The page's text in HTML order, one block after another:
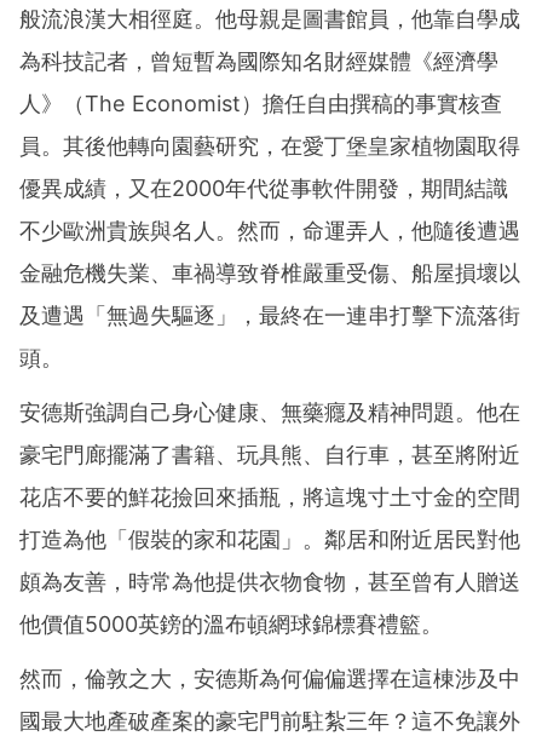
般流浪漢大相徑庭。他母親是圖書館員，他靠自學成
為科技記者，曾短暫為國際知名財經媒體《經濟學
人》（The Economist）擔任自由撰稿的事實核查
員。其後他轉向園藝研究，在愛丁堡皇家植物園取得
優異成績，又在2000年代從事軟件開發，期間結識
不少歐洲貴族與名人。然而，命運弄人，他隨後遭遇
金融危機失業、車禍導致脊椎嚴重受傷、船屋損壞以
及遭遇「無過失驅逐」，最終在一連串打擊下流落街
頭。
安德斯強調自己身心健康、無藥癮及精神問題。他在
豪宅門廊擺滿了書籍、玩具熊、自行車，甚至將附近
花店不要的鮮花撿回來插瓶，將這塊寸土寸金的空間
打造為他「假裝的家和花園」。鄰居和附近居民對他
頗為友善，時常為他提供衣物食物，甚至曾有人贈送
他價值5000英鎊的溫布頓網球錦標賽禮籃。
然而，倫敦之大，安德斯為何偏偏選擇在這棟涉及中
國最大地產破產案的豪宅門前駐紮三年？這不免讓外